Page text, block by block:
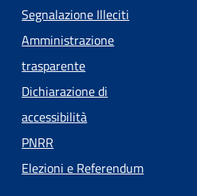
Segnalazione Illeciti
Amministrazione
trasparente
Dichiarazione di
accessibilità
PNRR
Elezioni e Referendum